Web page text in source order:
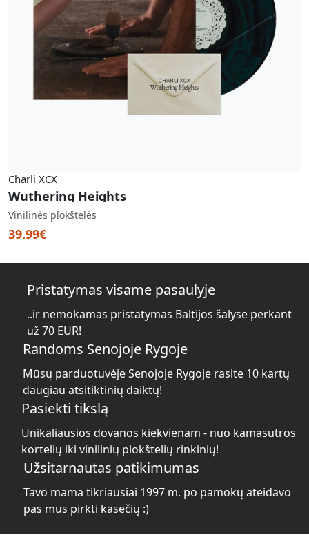
Charli XCX
Wuthering Heights
Vinilinės plokštelės
39.99€
Pristatymas visame pasaulyje
..ir nemokamas pristatymas Baltijos šalyse perkant
už 70 EUR!
Randoms Senojoje Rygoje
Mūsų parduotuvėje Senojoje Rygoje rasite 10 kartų
daugiau atsitiktinių daiktų!
Pasiekti tikslą
Unikaliausios dovanos kiekvienam - nuo kamasutros
kortelių iki vinilinių plokštelių rinkinių!
Užsitarnautas patikimumas
Tavo mama tikriausiai 1997 m. po pamokų ateidavo
pas mus pirkti kasečių :)